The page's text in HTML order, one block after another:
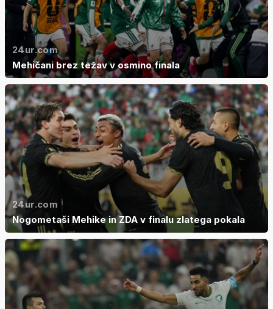
24ur.com
Mehičani brez težav v osmino finala
24ur.com
Nogometaši Mehike in ZDA v finalu zlatega pokala